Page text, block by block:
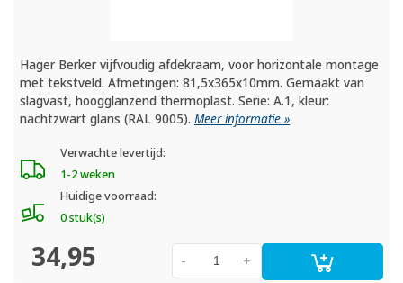
Hager Berker vijfvoudig afdekraam, voor horizontale montage
met tekstveld. Afmetingen: 81,5x365x10mm. Gemaakt van
slagvast, hoogglanzend thermoplast. Serie: A.1, kleur:
nachtzwart glans (RAL 9005).Meer informatie »
Verwachte levertijd:
1-2 weken
Huidige voorraad:
0 stuk(s)
34,95 +
-